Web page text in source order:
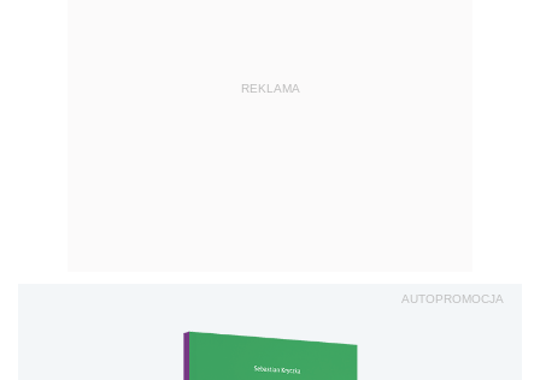
REKLAMA
AUTOPROMOCJA